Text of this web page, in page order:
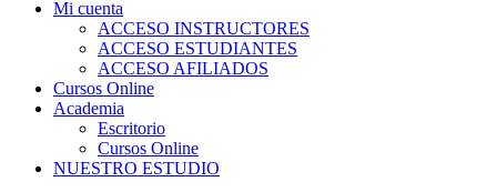
Mi cuenta
ACCESO INSTRUCTORES
ACCESO ESTUDIANTES
ACCESO AFILIADOS
Cursos Online
Academia
Escritorio
Cursos Online
NUESTRO ESTUDIO